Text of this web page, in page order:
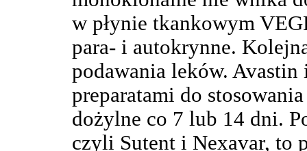
w płynie tkankowym
para- i autokrynne.
podawania leków.
preparatami do
dożylne co 7 lub 14 dni.
czyli Sutent i Nexavar, to